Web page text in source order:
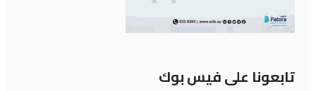
تابعونا على فيس بوك